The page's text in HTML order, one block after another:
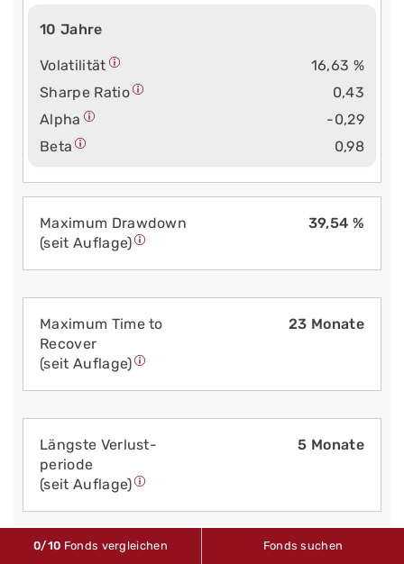
10 Jahre
Volatilität
16,63 %
Sharpe Ratio
0,43
Alpha
-0,29
Beta
0,98
Maximum Drawdown
(seit Auflage)
39,54 %
Maximum Time to
Recover
(seit Auflage)
23 Monate
Längste Verlust­
periode
(seit Auflage)
5 Monate
0/10 Fonds vergleichen Fonds suchen